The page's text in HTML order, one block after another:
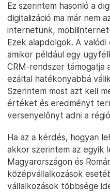
Ez szerintem hasonló a
digitalizáció ma már nem
internetünk,
Ezek alapdolgok. A
amikor például egy
CRM-rendszer támogatja
ezáltal hatékonyabbá
Szerintem most azt kell
értéket és eredményt
versenyelőnyt adni a
Ha az a kérdés, hogyan
akkor szerintem az egyik
Magyarországon és
középvállalkozások
vállalkozások többsége